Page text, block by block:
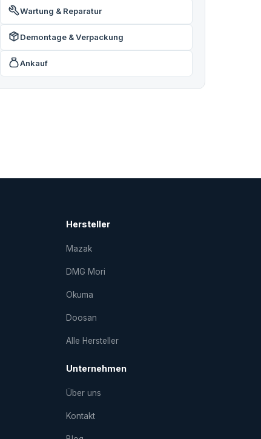
Wartung & Reparatur
Demontage & Verpackung
Ankauf
Hersteller
Mazak
DMG Mori
Okuma
Doosan
Alle Hersteller
Unternehmen
Über uns
Kontakt